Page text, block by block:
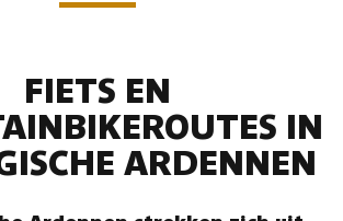
FIETS EN
IN
ARDENNEN